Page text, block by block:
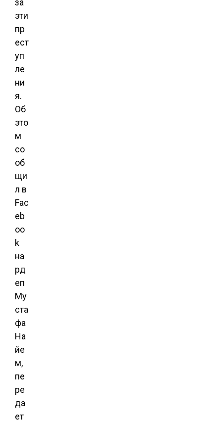
за
эти
пр
ест
уп
ле
ни
я.
Об
это
м
со
об
щи
л в
Fac
eb
oo
k
на
рд
еп
Му
ста
фа
На
йе
м,
пе
ре
да
ет